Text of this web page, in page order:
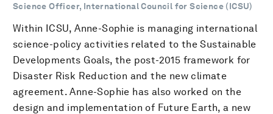
Science Officer, International Council for Science (ICSU)
Within ICSU, Anne-Sophie is managing international
science-policy activities related to the Sustainable
Developments Goals, the post-2015 framework for
Disaster Risk Reduction and the new climate
agreement. Anne-Sophie has also worked on the
design and implementation of Future Earth, a new